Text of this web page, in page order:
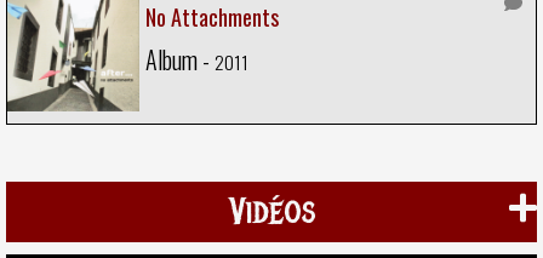
No Attachments
Album - 2011
Vidéos